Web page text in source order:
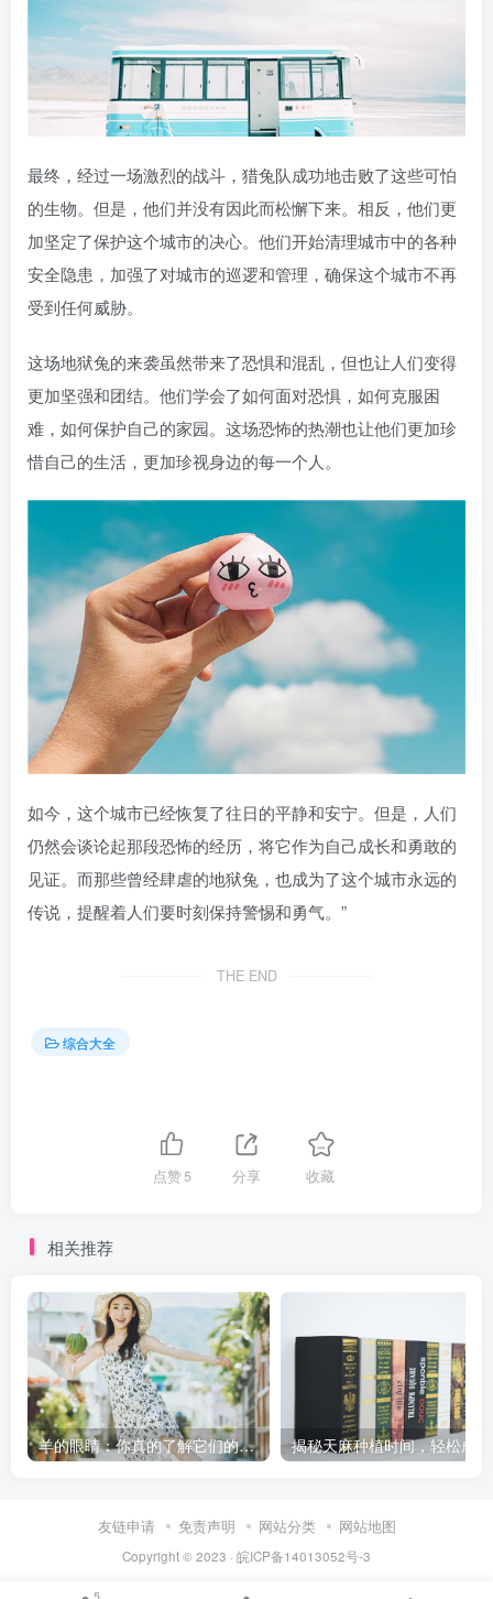
最终，经过一场激烈的战斗，猎兔队成功地击败了这些可怕
的生物。但是，他们并没有因此而松懈下来。相反，他们更
加坚定了保护这个城市的决心。他们开始清理城市中的各种
安全隐患，加强了对城市的巡逻和管理，确保这个城市不再
受到任何威胁。
这场地狱兔的来袭虽然带来了恐惧和混乱，但也让人们变得
更加坚强和团结。他们学会了如何面对恐惧，如何克服困
难，如何保护自己的家园。这场恐怖的热潮也让他们更加珍
惜自己的生活，更加珍视身边的每一个人。
如今，这个城市已经恢复了往日的平静和安宁。但是，人们
仍然会谈论起那段恐怖的经历，将它作为自己成长和勇敢的
见证。而那些曾经肆虐的地狱兔，也成为了这个城市永远的
传说，提醒着人们要时刻保持警惕和勇气。”
THE END
综合大全
点赞5 分享 收藏
相关推荐
羊的眼睛：你真的了解它们的瞳孔形状吗？
友链申请 免责声明 网站分类 网站地图
Copyright © 2023 · 皖ICP备14013052号-3